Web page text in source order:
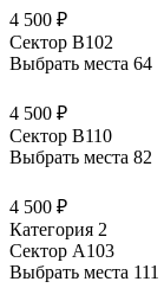
4 500 ₽
Сектор В102
Выбрать места 64
4 500 ₽
Сектор В110
Выбрать места 82
4 500 ₽
Категория 2
Сектор А103
Выбрать места 111